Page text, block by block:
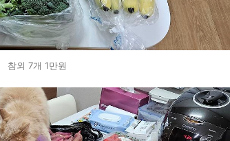
참외 7개 1만원